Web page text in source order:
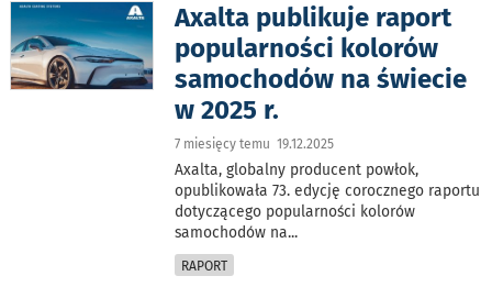
Axalta publikuje raport
popularności kolorów
samochodów na świecie
w 2025 r.
7 miesięcy temu 19.12.2025
Axalta, globalny producent powłok,
opublikowała 73. edycję corocznego raportu
dotyczącego popularności kolorów
samochodów na...
RAPORT